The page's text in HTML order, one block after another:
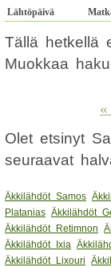
Lähtöpäivä
Tällä hetkellä
Muokkaa
«
Olet etsinyt
seuraavat
Äkkilähdöt Samos
Platanias Äkkilähdöt
Äkkilähdöt Retimnon
Äkkilähdöt Ixia
Äkkilähdöt Lixouri